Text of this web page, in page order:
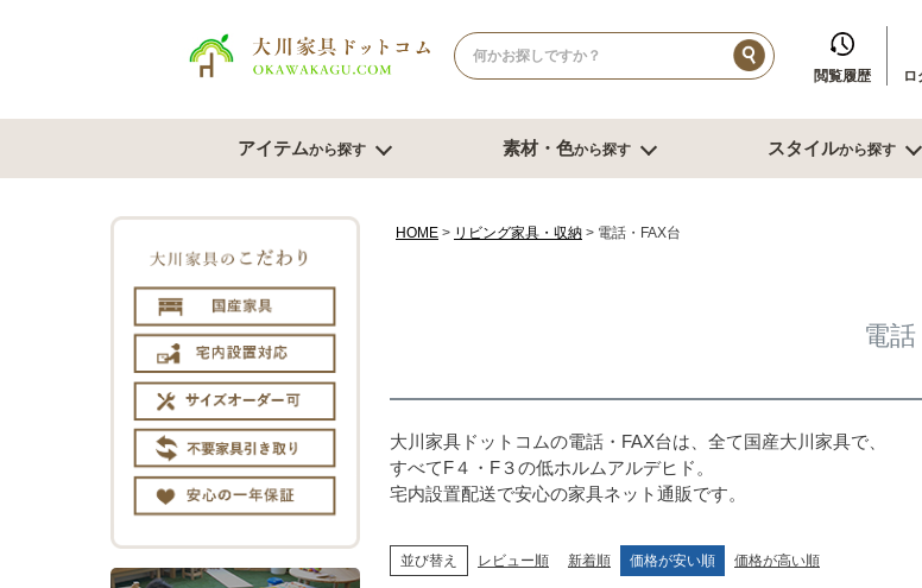
閲覧履歴 ロ
アイテムから探す
テレビボード
幅150cm台
コーナーテレビ台
テレビチェスト
もっと見る
チェスト・たんす
チェスト幅61cm～80cm
チェスト幅101cm～120cm
着物たんす
テーブル
ダイニング家具
ダイニングチェアー
幅150cm以上
センターテーブル
ラグ・カーペット・畳
飾り棚
素材・色から探す スタイルから探す
HOME リビング家具・収納 電話・FAX台
電
大川家具ドットコムの電話・FAX台は、全て国産大川家具で、
すべてF４・F３の低ホルムアルデヒド。
宅内設置配送で安心の家具ネット通販です。
並び替え レビュー順 新着順 価格が安い順 価格が高い順